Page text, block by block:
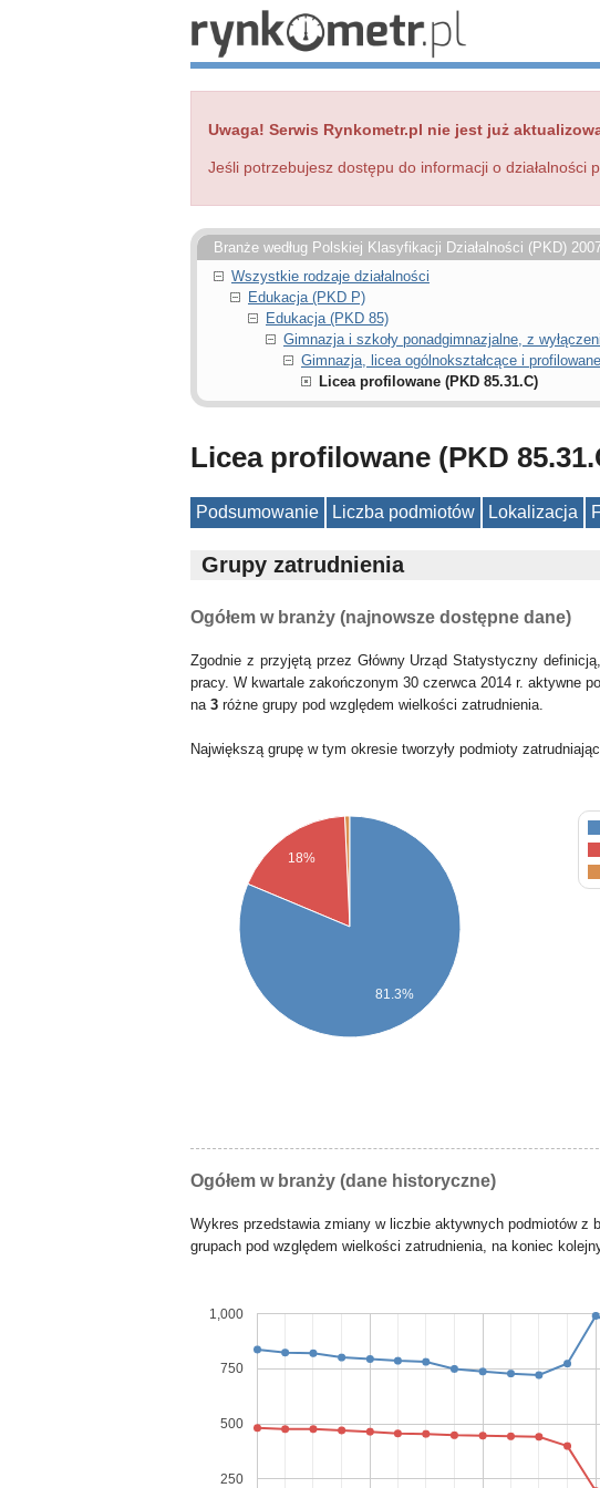
Uwaga! Serwis Rynkometr.pl nie jest już
Jeśli potrzebujesz dostępu do informacji o działalności
Branże według Polskiej Klasyfikacji Działalności (PKD)
Wszystkie rodzaje działalności
Edukacja (PKD P)
Edukacja (PKD 85)
Gimnazja i szkoły ponadgimnazjalne, z
Gimnazja, licea ogólnokształcące i
Licea profilowane (PKD 85.31.C)
Licea profilowane (PKD
Podsumowanie Liczba podmiotów Lokalizacja
Grupy zatrudnienia
Ogółem w branży (najnowsze dostępne dane)
Zgodnie z przyjętą przez Główny Urząd Statystyczny
pracy. W kwartale zakończonym 30 czerwca 2014 r. aktywne
na 3 różne grupy pod względem wielkości zatrudnienia.
Największą grupę w tym okresie tworzyły podmioty
18%
81.3%
Ogółem w branży (dane historyczne)
Wykres przedstawia zmiany w liczbie aktywnych podmiotów z
grupach pod względem wielkości zatrudnienia, na koniec
250
500
750
1,000